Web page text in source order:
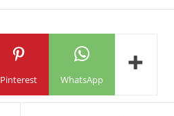
Pinterest WhatsApp